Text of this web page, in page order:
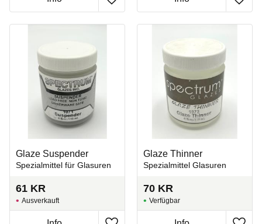
Zu Favoriten hinzufügen Zu
Glaze Suspender
Spezialmittel für Glasuren
61 KR
Ausverkauft
Glaze Thinner
Spezialmittel Glasuren
70 KR